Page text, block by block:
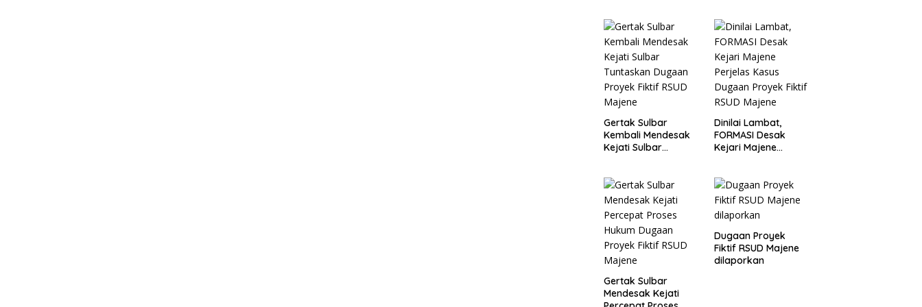
Gertak Sulbar
Kembali Mendesak
Kejati Sulbar
Majene
Dinilai Lambat,
FORMASI Desak
Kejari Majene
Fiktif RSUD Majene
Gertak Sulbar
Mendesak Kejati
Dugaan Proyek
Fiktif RSUD Majene
dilaporkan